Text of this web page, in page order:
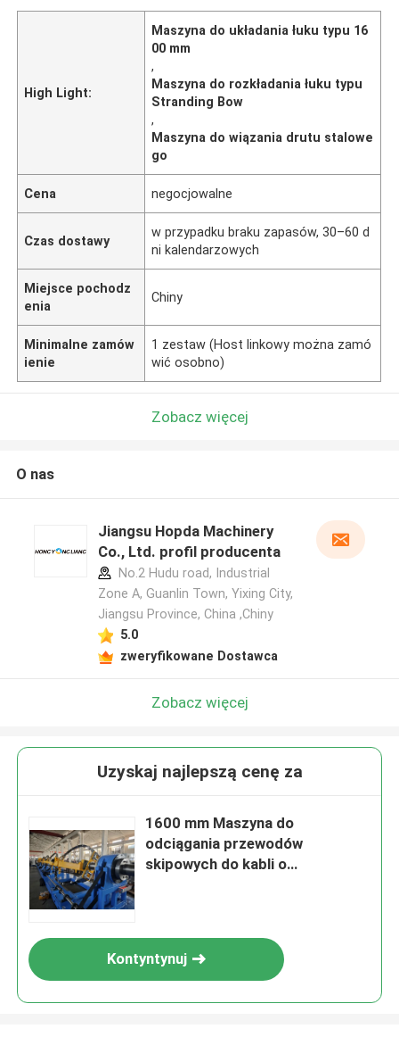
High Light:
Maszyna do układania łuku typu 16
00 mm
,
Maszyna do rozkładania łuku typu
Stranding Bow
,
Maszyna do wiązania drutu stalowe
go
Cena negocjowalne
Czas dostawy
w przypadku braku zapasów, 30–60 d
ni kalendarzowych
Miejsce pochodz
enia
Chiny
Minimalne zamów
ienie
1 zestaw (Host linkowy można zamó
wić osobno)
Zobacz więcej
O nas
Jiangsu Hopda Machinery
Co., Ltd. profil producenta
No.2 Hudu road, Industrial
Zone A, Guanlin Town, Yixing City,
Jiangsu Province, China ,Chiny
5.0
zweryfikowane Dostawca
Zobacz więcej
Uzyskaj najlepszą cenę za
1600 mm Maszyna do
odciągania przewodów
skipowych do kabli o
Kontyntynuj